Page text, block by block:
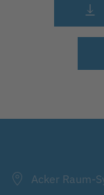
Acker Raum-